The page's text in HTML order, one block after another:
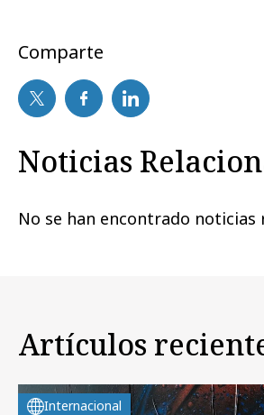
Comparte
Noticias
No se han encontrado noticias
Artículos
Internacional